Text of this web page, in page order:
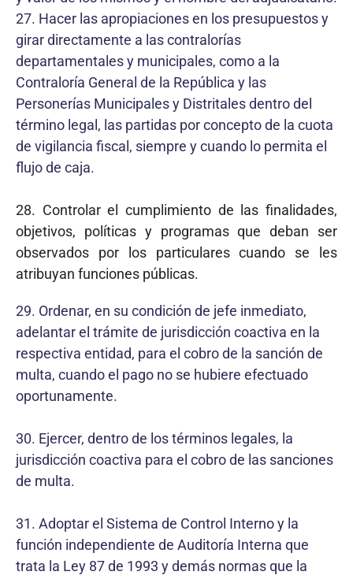
27. Hacer las apropiaciones en los presupuestos y
girar directamente a las contralorías
departamentales y municipales, como a la
Contraloría General de la República y las
Personerías Municipales y Distritales dentro del
término legal, las partidas por concepto de la cuota
de vigilancia fiscal, siempre y cuando lo permita el
flujo de caja.
28. Controlar el cumplimiento de las finalidades,
objetivos, políticas y programas que deban ser
observados por los particulares cuando se les
atribuyan funciones públicas.
29. Ordenar, en su condición de jefe inmediato,
adelantar el trámite de jurisdicción coactiva en la
respectiva entidad, para el cobro de la sanción de
multa, cuando el pago no se hubiere efectuado
oportunamente.
30. Ejercer, dentro de los términos legales, la
jurisdicción coactiva para el cobro de las sanciones
de multa.
31. Adoptar el Sistema de Control Interno y la
función independiente de Auditoría Interna que
trata la Ley 87 de 1993 y demás normas que la